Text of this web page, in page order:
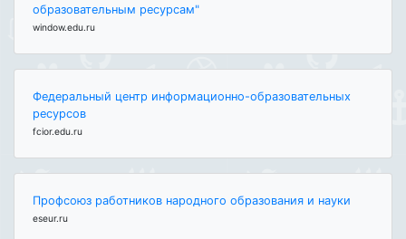
образовательным ресурсам"
window.edu.ru
Федеральный центр информационно-образовательных
ресурсов
fcior.edu.ru
Профсоюз работников народного образования и науки
eseur.ru